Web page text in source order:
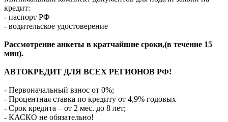
кредит:
- паспорт РФ
- водительское удостоверение
Рассмотрение анкеты в кратчайшие сроки,(в течение 15
мин).
АВТОКРЕДИТ ДЛЯ ВСЕХ РЕГИОНОВ РФ!
- Первоначальный взнос от 0%;
- Процентная ставка по кредиту от 4,9% годовых
- Срок кредита – от 2 мес. до 8 лет;
- КАСКО не обязательно!